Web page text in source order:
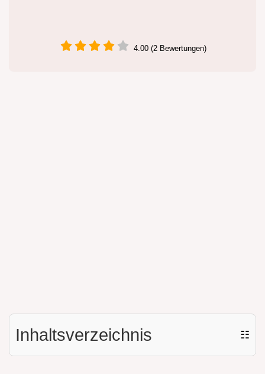
4.00 (2 Bewertungen)
Inhaltsverzeichnis ☷